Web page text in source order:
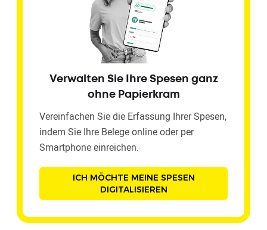
Verwalten Sie Ihre Spesen ganz
ohne Papierkram
Vereinfachen Sie die Erfassung Ihrer Spesen,
indem Sie Ihre Belege online oder per
Smartphone einreichen.
ICH MÖCHTE MEINE SPESEN
DIGITALISIEREN